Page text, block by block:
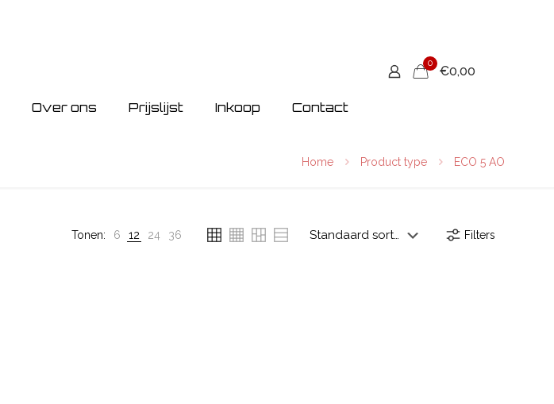
Over ons Prijslijst Inkoop Contact
0
€0,00
Home Product type ECO 5 AO
Tonen: 6 12 24 36 Filters